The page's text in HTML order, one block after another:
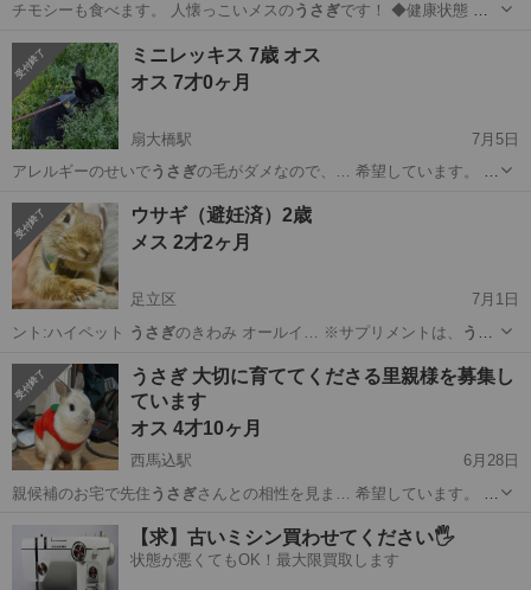
チモシーも食べます。 人懐っこいメスのうさぎです！ ◆健康状態 健
東京 江戸川区 新小岩駅 その他
ミニレッキス 7歳 オス
オス 7才0ヶ月
扇大橋駅
7月5日
アレルギーのせいでうさぎの毛がダメなので、… 希望しています。 う
東京 足立区 扇大橋駅 その他
ウサギ（避妊済）2歳
メス 2才2ヶ月
足立区
7月1日
ント:ハイペット うさぎのきわみ オールイ… ※サプリメントは、
うさ
東京 足立区 その他 2歳
うさぎ 大切に育ててくださる里親様を募集し
ています
オス 4才10ヶ月
西馬込駅
6月28日
親候補のお宅で先住 うさぎさんとの相性を見ま… 希望しています。
大田区 西馬込駅 その他
【求】古いミシン買わせてください🖐️
状態が悪くてもOK！最大限買取します